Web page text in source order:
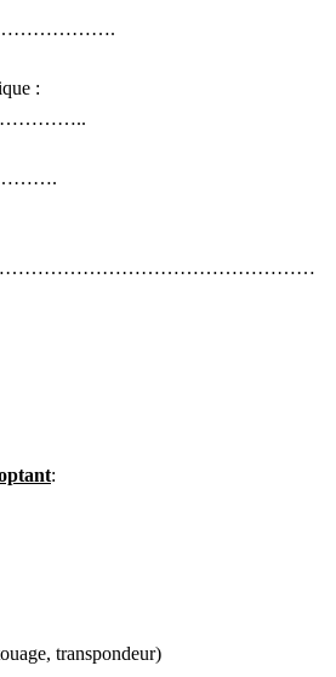
: ………………….
:
:
transpondeur)